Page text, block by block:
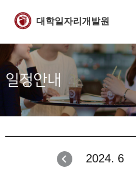
대학일자리개발원
일정안내
2024. 6